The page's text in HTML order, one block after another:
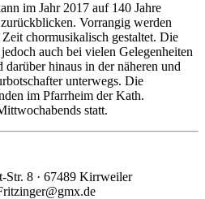
im Jahr 2017 auf 140 Jahre
Vorrangig werden
chormusikalisch gestaltet. Die
auch bei vielen Gelegenheiten
hinaus in der näheren und
unterwegs. Die
im Pfarrheim der Kath.
statt.
Str. 8 · 67489 Kirrweiler